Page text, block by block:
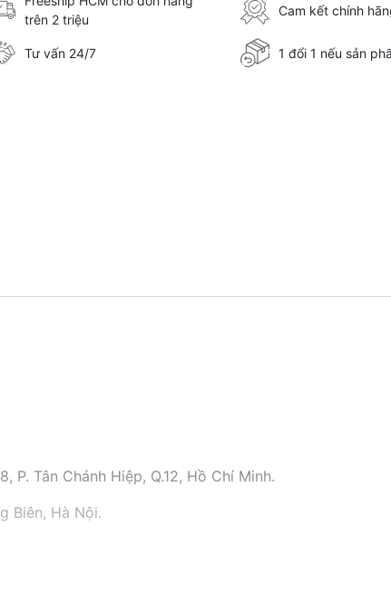
trên 2 triệu
Cam kết chính
Tư vấn 24/7 1 đổi 1 nếu sản
P. Tân Chánh Hiệp, Q.12, Hồ Chí Minh.
Biên, Hà Nội.